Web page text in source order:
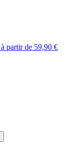
à partir de 59,90 €